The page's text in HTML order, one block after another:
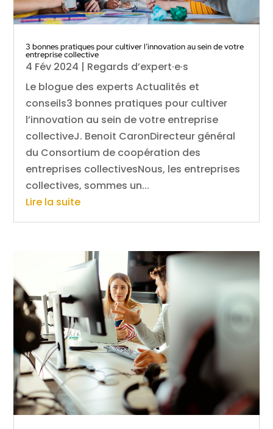
3 bonnes pratiques pour cultiver l’innovation au sein de votre
entreprise collective
4 Fév 2024 | Regards d’expert·e·s
Le blogue des experts Actualités et
conseils3 bonnes pratiques pour cultiver
l’innovation au sein de votre entreprise
collectiveJ. Benoit CaronDirecteur général
du Consortium de coopération des
entreprises collectivesNous, les entreprises
collectives, sommes un...
Lire la suite